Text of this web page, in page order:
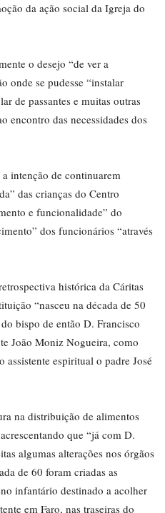
da ação social da Igreja do
o desejo “de ver a
onde se pudesse “instalar
de passantes e muitas outras
encontro das necessidades dos
intenção de continuarem
das crianças do Centro
e funcionalidade” do
dos funcionários “através
histórica da Cáritas
“nasceu na década de 50
bispo de então D. Francisco
João Moniz Nogueira, como
assistente espiritual o padre José
na distribuição de alimentos
que “já com D.
algumas alterações nos órgãos
de 60 foram criadas as
infantário destinado a acolher
em Faro, nas traseiras do